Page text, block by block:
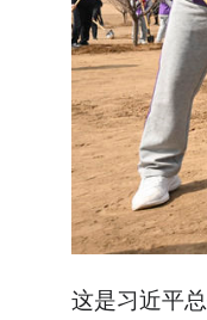
这是习近平